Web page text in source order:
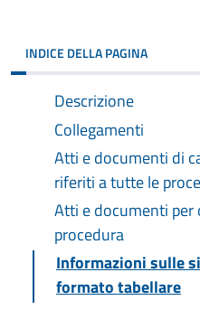
INDICE DELLA PAGINA
Descrizione
Collegamenti
Atti e documenti di
riferiti a tutte le
Atti e documenti per
procedura
Informazioni sulle
formato tabellare